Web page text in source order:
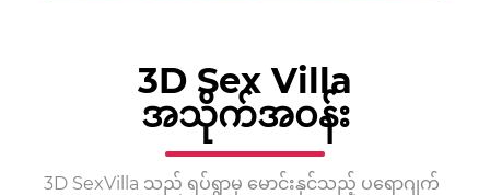
3D Sex Villa
အသိုက်အဝန်း
3D SexVilla သည် ရပ်ရွာမှ မောင်းနှင်သည့် ပရောဂျက်